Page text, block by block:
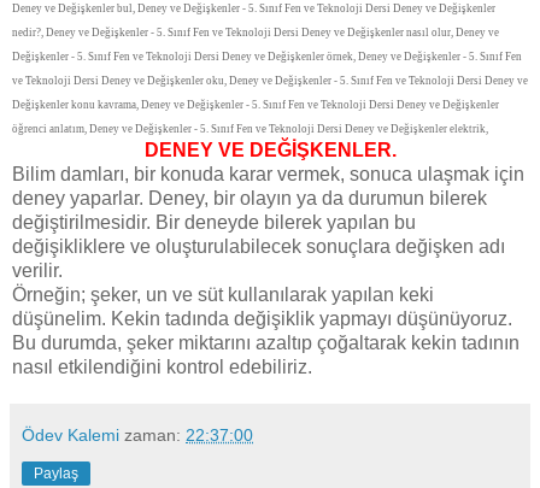
Deney ve Değişkenler bul, Deney ve Değişkenler - 5. Sınıf Fen ve Teknoloji Dersi Deney ve Değişkenler
nedir?, Deney ve Değişkenler - 5. Sınıf Fen ve Teknoloji Dersi Deney ve Değişkenler nasıl olur, Deney ve
Değişkenler - 5. Sınıf Fen ve Teknoloji Dersi Deney ve Değişkenler örnek, Deney ve Değişkenler - 5. Sınıf Fen
ve Teknoloji Dersi Deney ve Değişkenler oku, Deney ve Değişkenler - 5. Sınıf Fen ve Teknoloji Dersi Deney ve
Değişkenler konu kavrama, Deney ve Değişkenler - 5. Sınıf Fen ve Teknoloji Dersi Deney ve Değişkenler
öğrenci anlatım, Deney ve Değişkenler - 5. Sınıf Fen ve Teknoloji Dersi Deney ve Değişkenler elektrik,
DENEY VE DEĞİŞKENLER.
Bilim damları, bir konuda karar vermek, sonuca ulaşmak için
deney yaparlar. Deney, bir olayın ya da durumun bilerek
değiştirilmesidir. Bir deneyde bilerek yapılan bu
değişikliklere ve oluşturulabilecek sonuçlara değişken adı
verilir.
Örneğin; şeker, un ve süt kullanılarak yapılan keki
düşünelim. Kekin tadında değişiklik yapmayı düşünüyoruz.
Bu durumda, şeker miktarını azaltıp çoğaltarak kekin tadının
nasıl etkilendiğini kontrol edebiliriz.
Ödev Kalemi zaman: 22:37:00
Paylaş